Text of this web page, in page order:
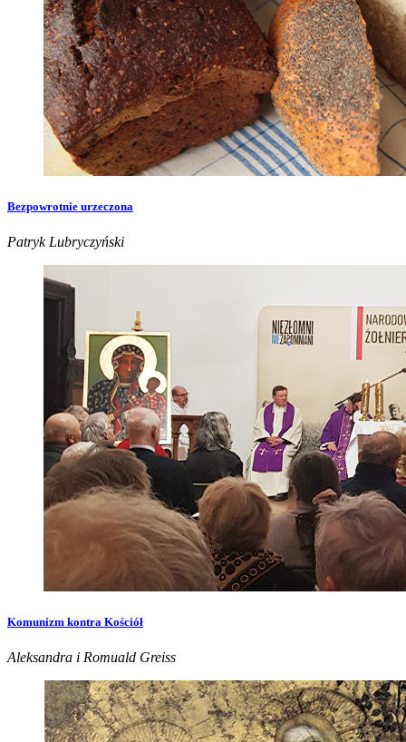
Bezpowrotnie urzeczona
Patryk Lubryczyński
Komunizm kontra Kościół
Aleksandra i Romuald Greiss